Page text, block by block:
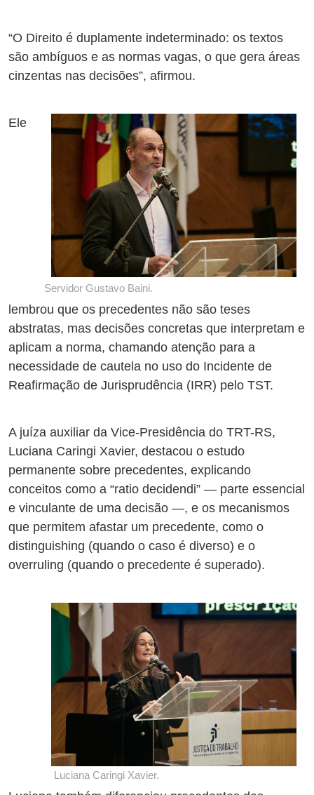
“O Direito é duplamente indeterminado: os textos
são ambíguos e as normas vagas, o que gera áreas
cinzentas nas decisões”, afirmou.
Servidor Gustavo Baini.
Ele
lembrou que os precedentes não são teses
abstratas, mas decisões concretas que interpretam e
aplicam a norma, chamando atenção para a
necessidade de cautela no uso do Incidente de
Reafirmação de Jurisprudência (IRR) pelo TST.
A juíza auxiliar da Vice-Presidência do TRT-RS,
Luciana Caringi Xavier, destacou o estudo
permanente sobre precedentes, explicando
conceitos como a “ratio decidendi” — parte essencial
e vinculante de uma decisão —, e os mecanismos
que permitem afastar um precedente, como o
distinguishing (quando o caso é diverso) e o
overruling (quando o precedente é superado).
Luciana Caringi Xavier.